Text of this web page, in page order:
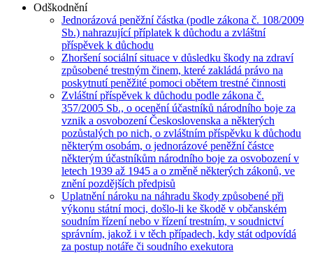
Odškodnění
Jednorázová peněžní částka (podle zákona č. 108/2009
Sb.) nahrazující příplatek k důchodu a zvláštní
příspěvek k důchodu
Zhoršení sociální situace v důsledku škody na zdraví
způsobené trestným činem, které zakládá právo na
poskytnutí peněžité pomoci obětem trestné činnosti
Zvláštní příspěvek k důchodu podle zákona č.
357/2005 Sb., o ocenění účastníků národního boje za
vznik a osvobození Československa a některých
pozůstalých po nich, o zvláštním příspěvku k důchodu
některým osobám, o jednorázové peněžní částce
některým účastníkům národního boje za osvobození v
letech 1939 až 1945 a o změně některých zákonů, ve
znění pozdějších předpisů
Uplatnění nároku na náhradu škody způsobené při
výkonu státní moci, došlo-li ke škodě v občanském
soudním řízení nebo v řízení trestním, v soudnictví
správním, jakož i v těch případech, kdy stát odpovídá
za postup notáře či soudního exekutora